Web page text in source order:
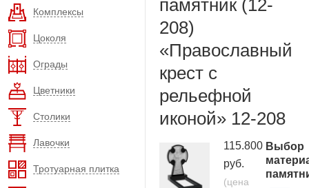
Комплексы
Цоколя
Ограды
Цветники
Столики
Лавочки
Тротуарная плитка
памятник (12-
208)
«Православный
крест с
рельефной
иконой» 12-208
115.800
руб.
(цена
Выбор